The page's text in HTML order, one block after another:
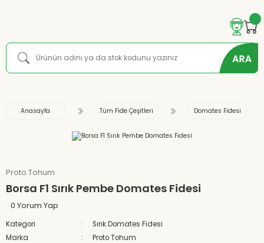
Anasayfa Tüm Fide Çeşitleri Domates Fidesi
Proto Tohum
Borsa F1 Sırık Pembe Domates Fidesi
0 Yorum Yap
Kategori
Sırık Domates Fidesi
Marka
Proto Tohum